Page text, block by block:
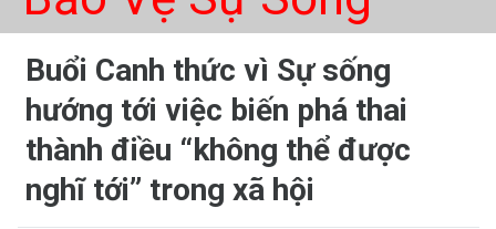
Buổi Canh thức vì Sự sống
hướng tới việc biến phá thai
thành điều “không thể được
nghĩ tới” trong xã hội